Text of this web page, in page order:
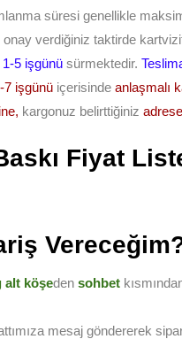
süresi genellikle
verdiğiniz taktirde
5 işgünü sürmektedir.
7 işgünü içerisinde anlaşmalı
kargonuz belirttiğiniz
Fiyat
alt köşeden sohbet
mesaj göndererek